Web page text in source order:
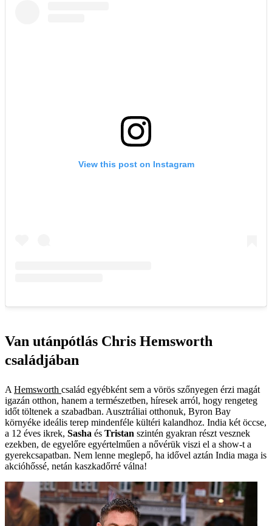
Van utánpótlás Chris Hemsworth
családjában
A Hemsworth család egyébként sem a vörös szőnyegen érzi magát
igazán otthon, hanem a természetben, híresek arról, hogy rengeteg
időt töltenek a szabadban. Ausztráliai otthonuk, Byron Bay
környéke ideális terep mindenféle kültéri kalandhoz. India két öccse,
a 12 éves ikrek, Sasha és Tristan szintén gyakran részt vesznek
ezekben, de egyelőre egyértelműen a nővérük viszi el a show‑t a
gyerekcsapatban. Nem lenne meglepő, ha idővel aztán India maga is
akcióhőssé, netán kaszkadőrré válna!